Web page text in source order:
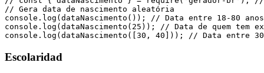
// Gera data de nascimento aleatória
console . log ( dataNascimento ( ) ) ;
// Data entre 18-80 anos
console . log ( dataNascimento ( 25 ) ) ;
// Data de quem tem
console . log ( dataNascimento ( 30 , 40 ) ) ; // Data entre
Escolaridad